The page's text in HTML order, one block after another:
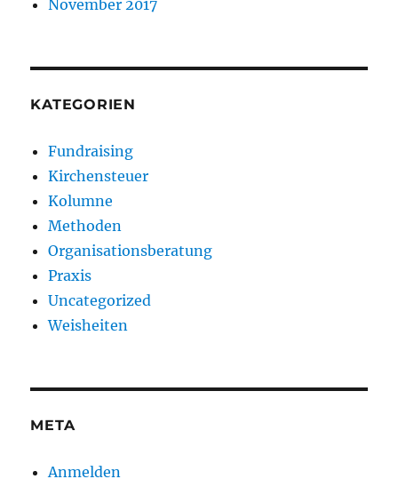
November 2017
KATEGORIEN
Fundraising
Kirchensteuer
Kolumne
Methoden
Organisationsberatung
Praxis
Uncategorized
Weisheiten
META
Anmelden